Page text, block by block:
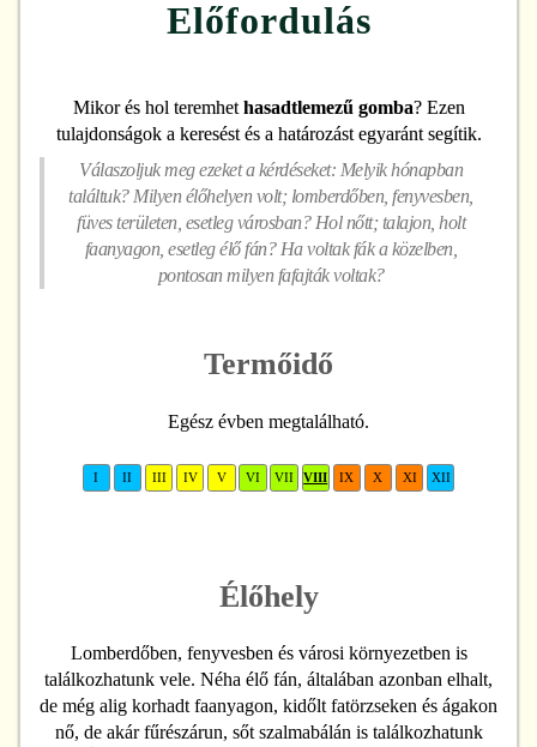
Előfordulás
Mikor és hol teremhet hasadtlemezű gomba? Ezen
tulajdonságok a keresést és a határozást egyaránt segítik.
Válaszoljuk meg ezeket a kérdéseket: Melyik hónapban
találtuk? Milyen élőhelyen volt; lomberdőben, fenyvesben,
füves területen, esetleg városban? Hol nőtt; talajon, holt
faanyagon, esetleg élő fán? Ha voltak fák a közelben,
pontosan milyen fafajták voltak?
Termőidő
Egész évben megtalálható.
I II III IV V VI VII VIII IX X XI XII
Élőhely
Lomberdőben, fenyvesben és városi környezetben is
találkozhatunk vele. Néha élő fán, általában azonban elhalt,
de még alig korhadt faanyagon, kidőlt fatörzseken és ágakon
nő, de akár fűrészárun, sőt szalmabálán is találkozhatunk